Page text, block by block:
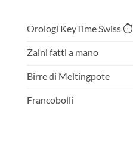
Orologi KeyTime Swiss ⏱️
Zaini fatti a mano
Birre di Meltingpote
Francobolli